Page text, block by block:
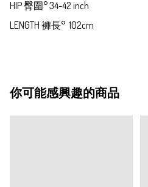
HIP 臀圍° 34-42 inch
LENGTH 褲長°  102cm
你可能感興趣的商品